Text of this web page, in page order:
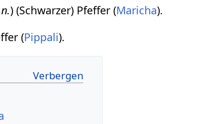
n.) (Schwarzer) Pfeffer (Maricha).
(Pippali).